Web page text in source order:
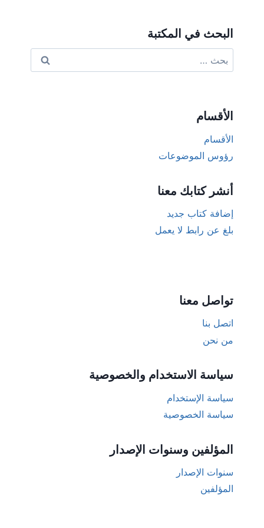
البحث في المكتبة
عن:
الأقسام
الأقسام
رؤوس الموضوعات
أنشر كتابك معنا
إضافة كتاب جديد
بلغ عن رابط لا يعمل
تواصل معنا
اتصل بنا
من نحن
سياسة الاستخدام والخصوصية
سياسة الإستخدام
سياسة الخصوصية
المؤلفين وسنوات الإصدار
سنوات الإصدار
المؤلفين